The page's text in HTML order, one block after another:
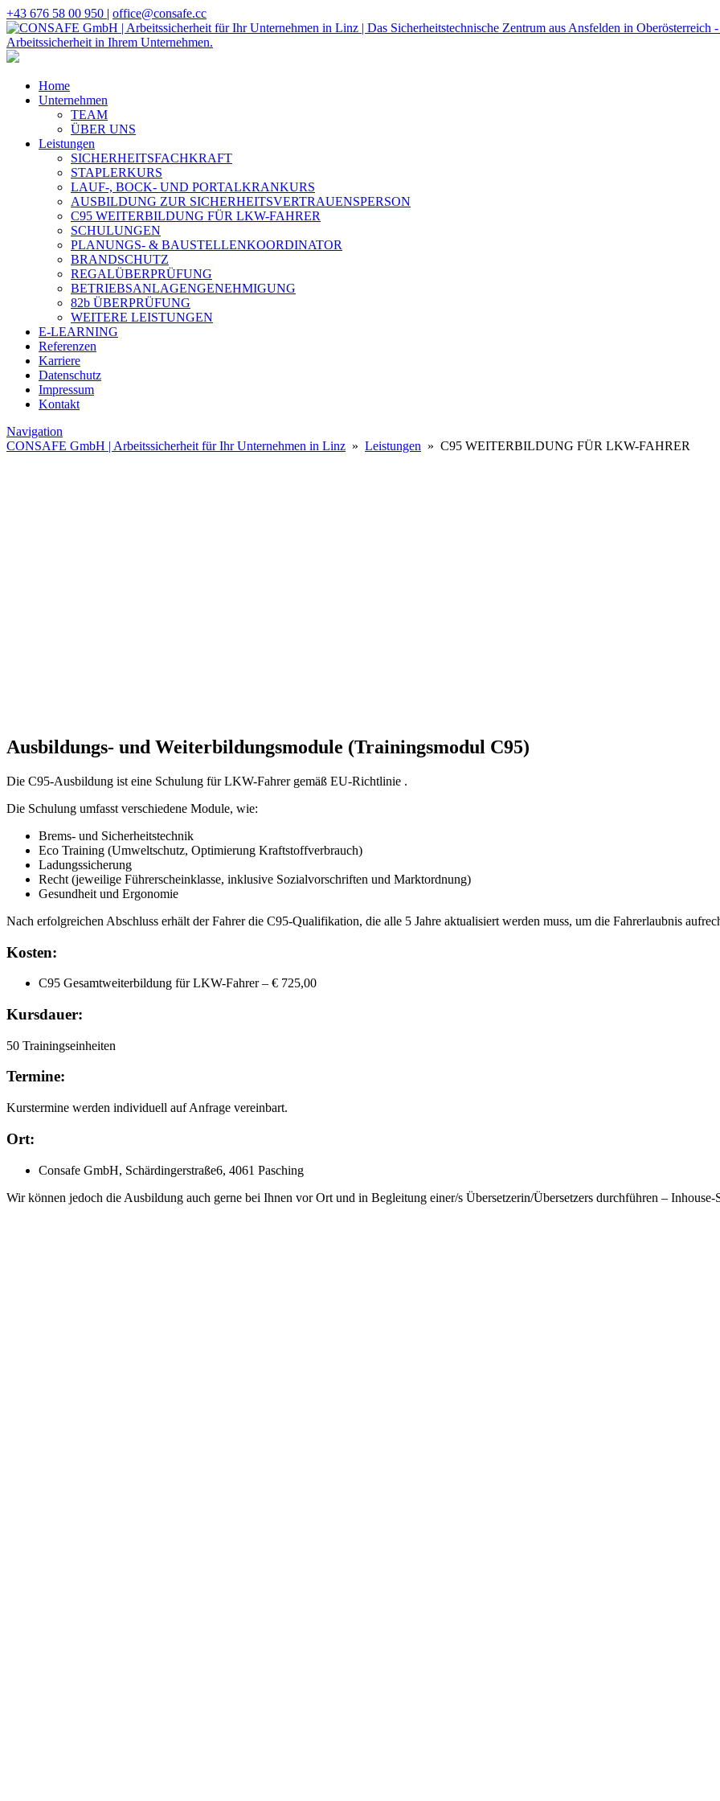
+43 676 58 00 950 | office@consafe.cc
Home
Unternehmen
TEAM
ÜBER UNS
Leistungen
SICHERHEITSFACHKRAFT
STAPLERKURS
LAUF-, BOCK- UND PORTALKRANKURS
AUSBILDUNG ZUR SICHERHEITSVERTRAUENSPERSON
C95 WEITERBILDUNG FÜR LKW-FAHRER
SCHULUNGEN
PLANUNGS- & BAUSTELLENKOORDINATOR
BRANDSCHUTZ
REGALÜBERPRÜFUNG
BETRIEBSANLAGENGENEHMIGUNG
82b ÜBERPRÜFUNG
WEITERE LEISTUNGEN
E-LEARNING
Referenzen
Karriere
Datenschutz
Impressum
Kontakt
Navigation
CONSAFE GmbH | Arbeitssicherheit für Ihr Unternehmen in Linz » Leistungen » C95 WEITERBILDUNG FÜR LKW-FAHRER
Ausbildungs- und Weiterbildungsmodule (Trainingsmodul C95)
Die C95-Ausbildung ist eine Schulung für LKW-Fahrer gemäß EU-Richtlinie .
Die Schulung umfasst verschiedene Module, wie:
Brems- und Sicherheitstechnik
Eco Training (Umweltschutz, Optimierung Kraftstoffverbrauch)
Ladungssicherung
Recht (jeweilige Führerscheinklasse, inklusive Sozialvorschriften und Marktordnung)
Gesundheit und Ergonomie
Nach erfolgreichen Abschluss erhält der Fahrer die C95-Qualifikation, die alle 5 Jahre aktualisiert werden muss, um die Fahrerlaubnis
Kosten:
C95 Gesamtweiterbildung für LKW-Fahrer – € 725,00
Kursdauer:
50 Trainingseinheiten
Termine:
Kurstermine werden individuell auf Anfrage vereinbart.
Ort:
Consafe GmbH, Schärdingerstraße6, 4061 Pasching
Wir können jedoch die Ausbildung auch gerne bei Ihnen vor Ort und in Begleitung einer/s Übersetzerin/Übersetzers durchführen – Inhouse-